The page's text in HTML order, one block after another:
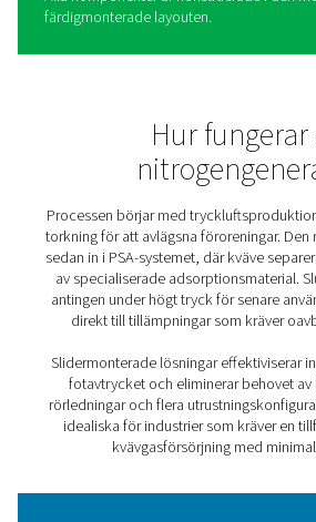
Fördelarna
Ett komplett paket bygger på
en nitrogengenerator och
tryck, genererar N2 med hög
gasen. Det finns en 40-
och en 300-barsmodell för